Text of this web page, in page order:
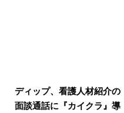
ディップ、看護人材紹介の
面談通話に『カイクラ』導